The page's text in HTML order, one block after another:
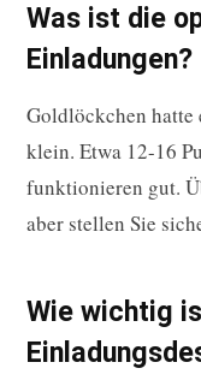
Was ist die
Einladungen?
Goldlöckchen
klein. Etwa 12-16
funktionieren gut.
aber stellen Sie
Wie wichtig